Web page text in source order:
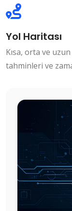
Yol Haritası
Kısa, orta ve
tahminleri ve